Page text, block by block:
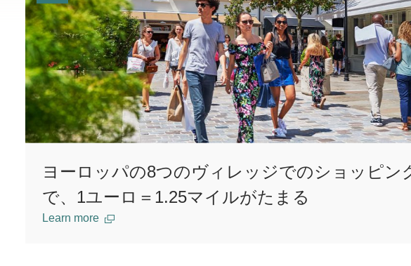
ヨーロッパの8つのヴィレッジでのショッピン
で、1ユーロ＝1.25マイルがたまる
Learn more